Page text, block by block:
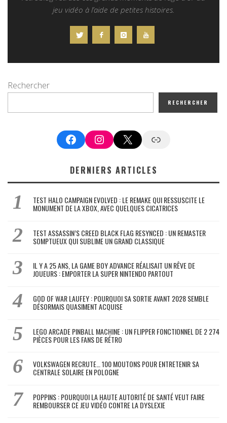
jeu vidéo à l’aide de petites histoires.
Rechercher
RECHERCHER
FacebookInstagram
X Google News
DERNIERS ARTICLES
TEST HALO CAMPAIGN EVOLVED : LE REMAKE QUI RESSUSCITE LE
MONUMENT DE LA XBOX, AVEC QUELQUES CICATRICES
TEST ASSASSIN’S CREED BLACK FLAG RESYNCED : UN REMASTER
SOMPTUEUX QUI SUBLIME UN GRAND CLASSIQUE
IL Y A 25 ANS, LA GAME BOY ADVANCE RÉALISAIT UN RÊVE DE
JOUEURS : EMPORTER LA SUPER NINTENDO PARTOUT
GOD OF WAR LAUFEY : POURQUOI SA SORTIE AVANT 2028 SEMBLE
DÉSORMAIS QUASIMENT ACQUISE
LEGO ARCADE PINBALL MACHINE : UN FLIPPER FONCTIONNEL DE 2 274
PIÈCES POUR LES FANS DE RÉTRO
VOLKSWAGEN RECRUTE… 100 MOUTONS POUR ENTRETENIR SA
CENTRALE SOLAIRE EN POLOGNE
POPPINS : POURQUOI LA HAUTE AUTORITÉ DE SANTÉ VEUT FAIRE
REMBOURSER CE JEU VIDÉO CONTRE LA DYSLEXIE